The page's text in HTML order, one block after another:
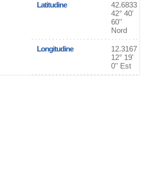
Latitudine
42.6833
42° 40'
60''
Nord
Longitudine
12.3167
12° 19'
0'' Est